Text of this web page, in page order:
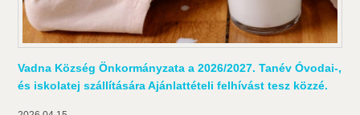
Vadna Község Önkormányzata a 2026/2027. Tanév Óvodai-,
és iskolatej szállítására Ajánlattételi felhívást tesz közzé.